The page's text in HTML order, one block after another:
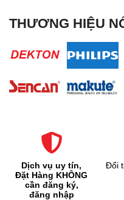
THƯƠNG HIỆU
Dịch vụ uy tín,
Đặt Hàng KHÔNG
cần đăng ký,
đăng nhập
Đổi